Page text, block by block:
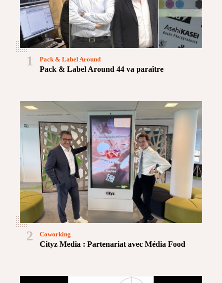
1
Pack & Label Around 44 va paraître
Pack & Label Around
2
Cityz Media : Partenariat avec Média Food
Coworking